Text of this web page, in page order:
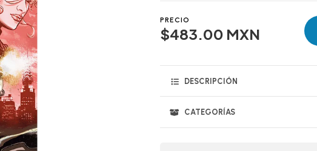
PRECIO
$483.00 MXN
DESCRIPCIÓN
CATEGORÍAS